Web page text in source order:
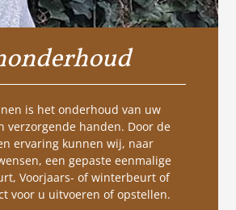
is het onderhoud van uw
verzorgende handen. Door de
ervaring kunnen wij, naar
een gepaste eenmalige
Voorjaars- of winterbeurt of
voor u uitvoeren of opstellen.